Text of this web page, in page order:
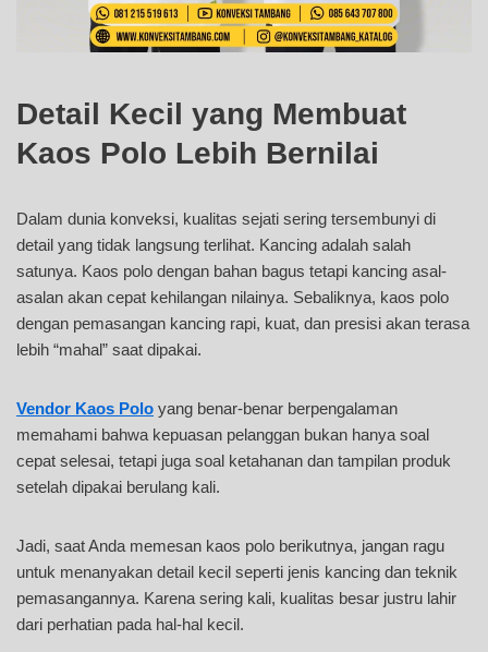
Detail Kecil yang Membuat
Kaos Polo Lebih Bernilai
Dalam dunia konveksi, kualitas sejati sering tersembunyi di
detail yang tidak langsung terlihat. Kancing adalah salah
satunya. Kaos polo dengan bahan bagus tetapi kancing asal-
asalan akan cepat kehilangan nilainya. Sebaliknya, kaos polo
dengan pemasangan kancing rapi, kuat, dan presisi akan terasa
lebih “mahal” saat dipakai.
Vendor Kaos Polo yang benar-benar berpengalaman
memahami bahwa kepuasan pelanggan bukan hanya soal
cepat selesai, tetapi juga soal ketahanan dan tampilan produk
setelah dipakai berulang kali.
Jadi, saat Anda memesan kaos polo berikutnya, jangan ragu
untuk menanyakan detail kecil seperti jenis kancing dan teknik
pemasangannya. Karena sering kali, kualitas besar justru lahir
dari perhatian pada hal-hal kecil.